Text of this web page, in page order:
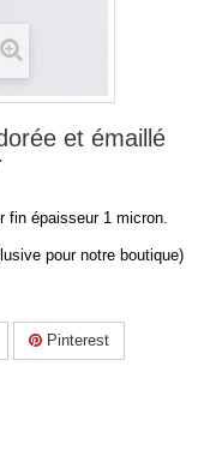
et émaillé
fin épaisseur 1 micron.
pour notre boutique)
Pinterest